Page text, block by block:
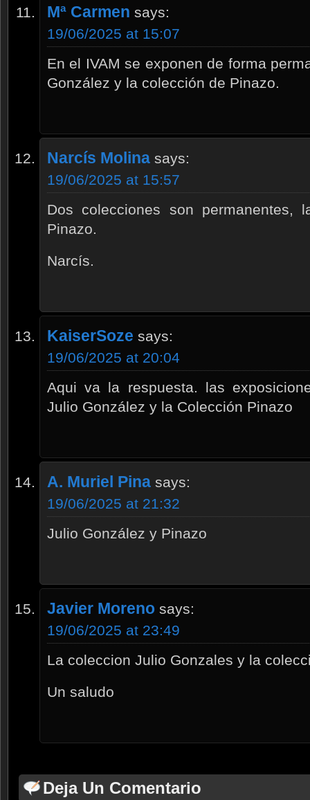
Mª Carmen says:
19/06/2025 at 15:07
En el IVAM se exponen de forma
González y la colección de Pinazo.
Narcís Molina says:
19/06/2025 at 15:57
Dos colecciones son
Pinazo.
Narcís.
KaiserSoze says:
19/06/2025 at 20:04
Aqui va la respuesta. las
Julio González y la Colección Pinazo
A. Muriel Pina says:
19/06/2025 at 21:32
Julio González y Pinazo
Javier Moreno says:
19/06/2025 at 23:49
La coleccion Julio Gonzales y la
Un saludo
Deja Un Comentario